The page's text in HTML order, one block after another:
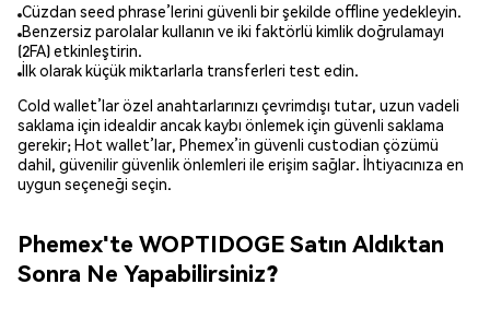
Cüzdan seed phrase’lerini güvenli bir şekilde offline yedekleyin.
Benzersiz parolalar kullanın ve iki faktörlü kimlik doğrulamayı
(2FA) etkinleştirin.
İlk olarak küçük miktarlarla transferleri test edin.
Cold wallet’lar özel anahtarlarınızı çevrimdışı tutar, uzun vadeli
saklama için idealdir ancak kaybı önlemek için güvenli saklama
gerekir; Hot wallet’lar, Phemex’in güvenli custodian çözümü
dahil, güvenilir güvenlik önlemleri ile erişim sağlar. İhtiyacınıza en
uygun seçeneği seçin.
Phemex'te WOPTIDOGE Satın Aldıktan
Sonra Ne Yapabilirsiniz?